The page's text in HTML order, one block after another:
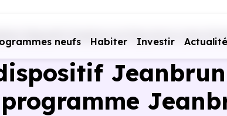
neufs Habiter Investir
Dispositif Jeanbrun en Pays de la Loire
programme